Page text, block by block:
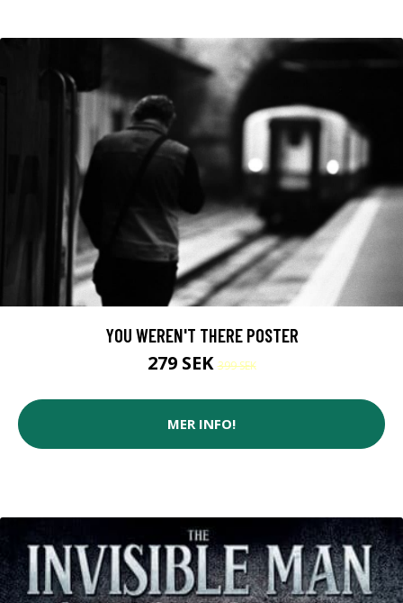
YOU WEREN'T THERE POSTER
279 SEK399 SEK
MER INFO!